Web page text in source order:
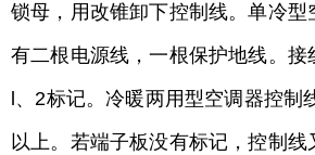
锁母，用改锥卸下控制线。单冷型
有二根电源线，一根保护地线。接
l、2标记。冷暖两用型空调器控制
以上。若端子板没有标记，控制线